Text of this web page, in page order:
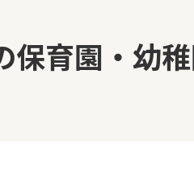
閲覧履歴
お気に入り
保育園・幼